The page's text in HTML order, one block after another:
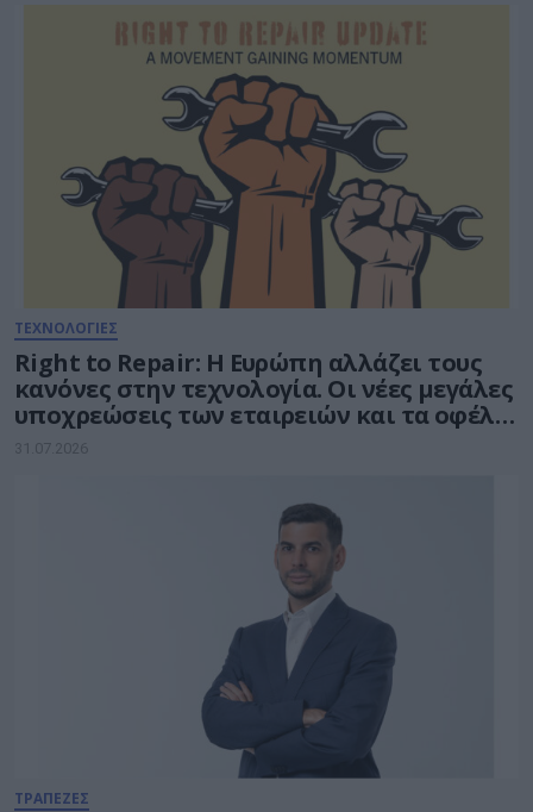
ΤΕΧΝΟΛΟΓΙΕΣ
Right to Repair: Η Ευρώπη αλλάζει τους
κανόνες στην τεχνολογία. Οι νέες μεγάλες
υποχρεώσεις των εταιρειών και τα οφέλη
για τους καταναλωτές
31.07.2026
ΤΡΑΠΕΖΕΣ